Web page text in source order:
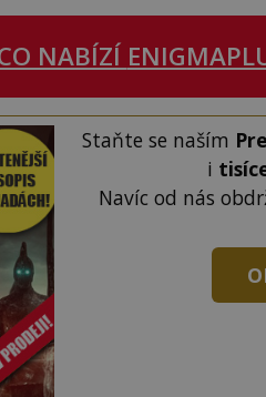
NABÍZÍ
Staňte se naším
i
Navíc od nás